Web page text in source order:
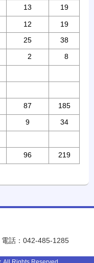
13 19
12
19
25 38
2 8
87 185
9 34
96 219
電話：042-485-1285